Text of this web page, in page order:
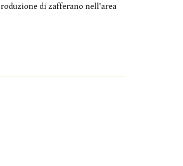
di zafferano nell'area